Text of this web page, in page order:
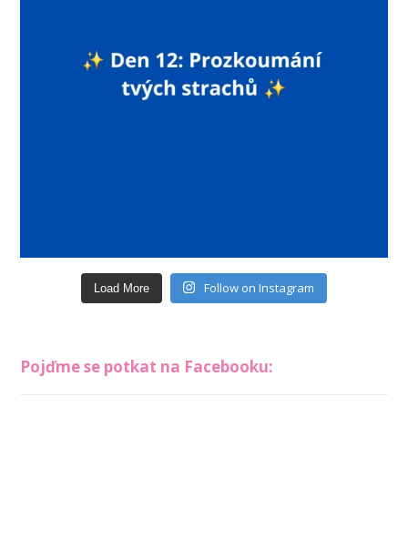
Load More Follow on Instagram
Pojďme se potkat na Facebooku: